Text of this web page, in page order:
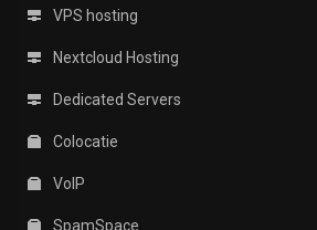
VPS hosting
Nextcloud Hosting
Dedicated Servers
Colocatie
VoIP
SpamSpace